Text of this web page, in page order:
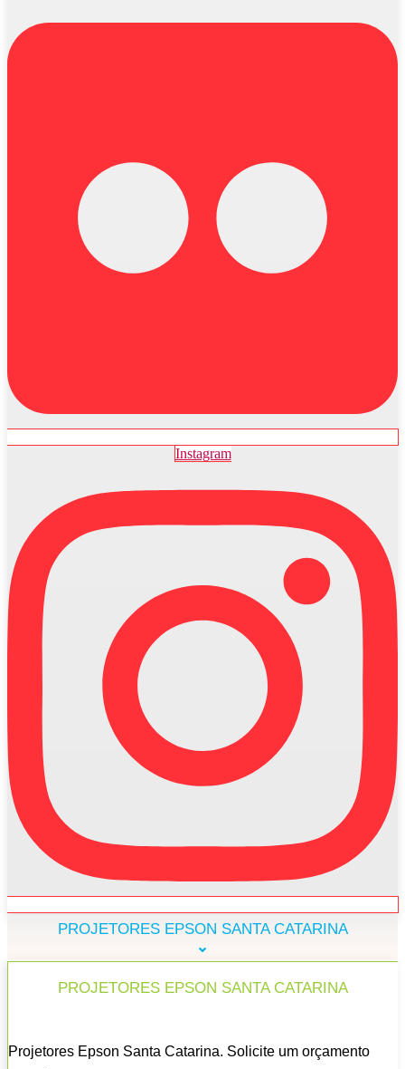
Instagram
PROJETORES EPSON SANTA CATARINA
PROJETORES EPSON SANTA CATARINA
Projetores Epson Santa Catarina. Solicite um orçamento